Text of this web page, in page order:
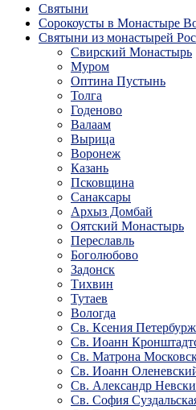
Святыни
Сорокоусты в Монастыре
Святыни из монастырей
Свирский Монастырь
Муром
Оптина Пустынь
Толга
Годеново
Валаам
Вырица
Воронеж
Казань
Псковщина
Санаксары
Архыз Домбай
Оятский Монастырь
Переславль
Боголюбово
Задонск
Тихвин
Тутаев
Вологда
Св. Ксения
Св. Иоанн
Св. Матрона
Св. Иоанн
Св. Александр
Св. София